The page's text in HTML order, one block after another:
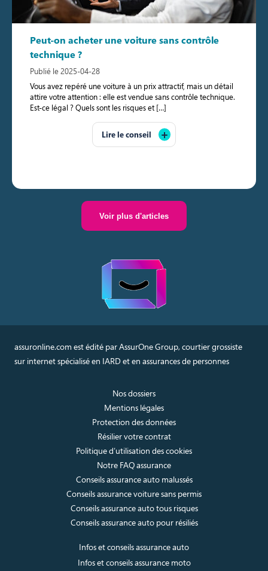
Peut-on acheter une voiture sans contrôle
technique ?
Publié le 2025-04-28
Vous avez repéré une voiture à un prix attractif, mais un détail
attire votre attention : elle est vendue sans contrôle technique.
Est-ce légal ? Quels sont les risques et […]
Lire le conseil
Voir plus d'articles
assuronline.com est édité par AssurOne Group, courtier grossiste
sur internet spécialisé en IARD et en assurances de personnes
Nos dossiers
Mentions légales
Protection des données
Résilier votre contrat
Politique d’utilisation des cookies
Notre FAQ assurance
Conseils assurance auto malussés
Conseils assurance voiture sans permis
Conseils assurance auto tous risques
Conseils assurance auto pour résiliés
Infos et conseils assurance auto
Infos et conseils assurance moto